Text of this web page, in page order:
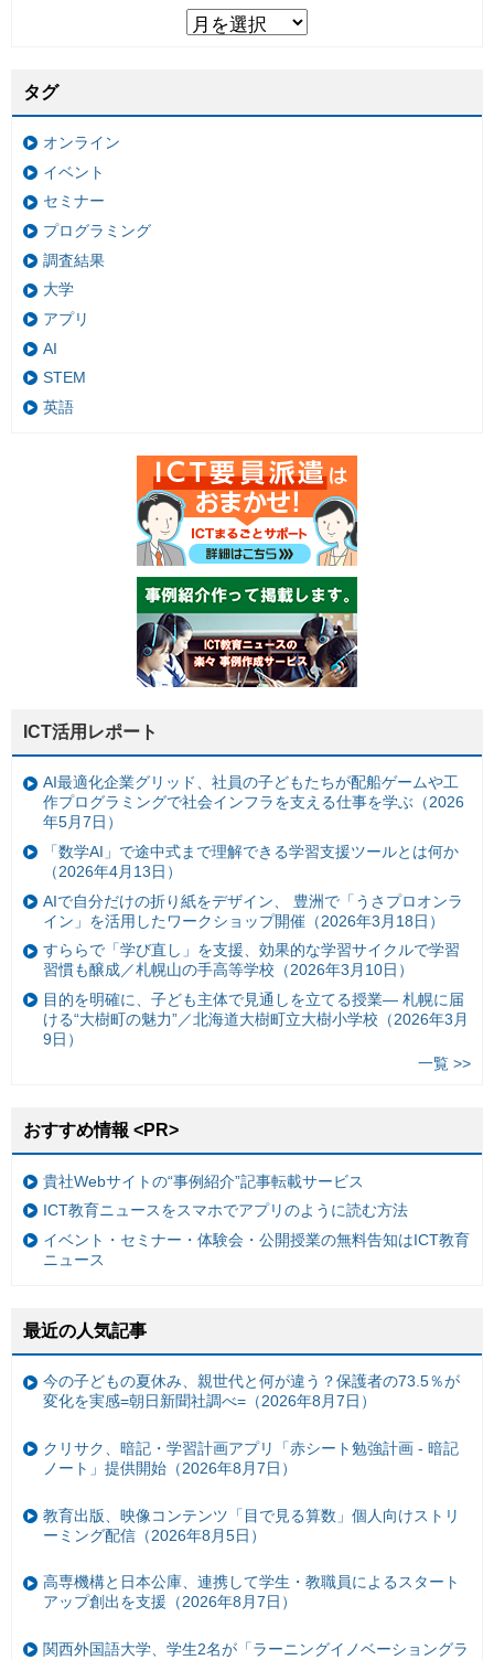
タグ
オンライン
イベント
セミナー
プログラミング
調査結果
大学
アプリ
AI
STEM
英語
ICT活用レポート
AI最適化企業グリッド、社員の子どもたちが配船ゲームや工
作プログラミングで社会インフラを支える仕事を学ぶ（2026
年5月7日）
「数学AI」で途中式まで理解できる学習支援ツールとは何か
（2026年4月13日）
AIで自分だけの折り紙をデザイン、 豊洲で「うさプロオンラ
イン」を活用したワークショップ開催（2026年3月18日）
すららで「学び直し」を支援、効果的な学習サイクルで学習
習慣も醸成／札幌山の手高等学校（2026年3月10日）
目的を明確に、子ども主体で見通しを立てる授業— 札幌に届
ける“大樹町の魅力”／北海道大樹町立大樹小学校（2026年3月
9日）
一覧 >>
おすすめ情報 <PR>
貴社Webサイトの“事例紹介”記事転載サービス
ICT教育ニュースをスマホでアプリのように読む方法
イベント・セミナー・体験会・公開授業の無料告知はICT教育
ニュース
最近の人気記事
今の子どもの夏休み、親世代と何が違う？保護者の73.5％が
変化を実感=朝日新聞社調べ=（2026年8月7日）
クリサク、暗記・学習計画アプリ「赤シート勉強計画 - 暗記
ノート」提供開始（2026年8月7日）
教育出版、映像コンテンツ「目で見る算数」個人向けストリ
ーミング配信（2026年8月5日）
高専機構と日本公庫、連携して学生・教職員によるスタート
アップ創出を支援（2026年8月7日）
関西外国語大学、学生2名が「ラーニングイノベーショングラ